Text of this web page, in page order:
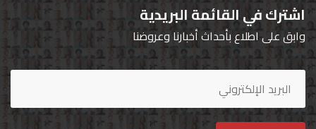
اشترك في القائمة البريدية
وابق على اطلاع بأحداث أخبارنا وعروضنا